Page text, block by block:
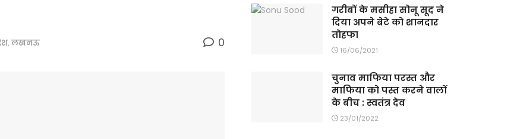
, लखनऊ 0
गरीबों के मसीहा सोनू सूद ने
दिया अपने बेटे को शानदार
तोहफा
16/06/2021
चुनाव माफिया परस्त और
माफिया को पस्त करने वालों
के बीच : स्वतंत्र देव
23/01/2022